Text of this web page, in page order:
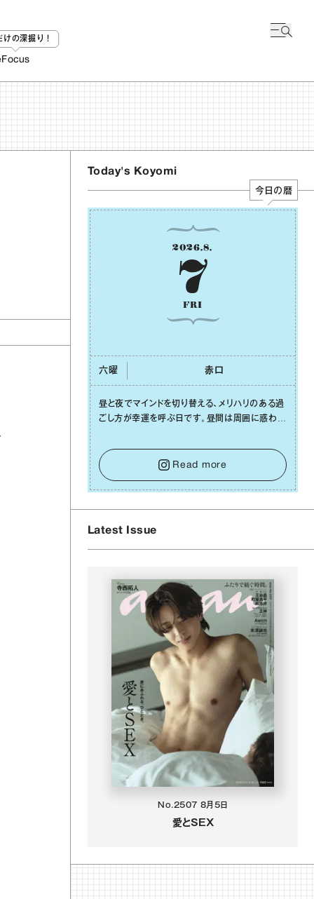
けの深掘り！
Focus
Today's Koyomi
今日の暦
2026.8.
7
FRI
六曜 ⾚⼝
昼と夜でマインドを切り替える、メリハリのある過
ごし⽅が幸運を呼ぶ⽇です。昼間は周囲に惑わさ
をキープして。そして夜は、疲れや寂しさから⽢
い⾔葉に流されないよう、⼼にしっかりブレーキ
をかけること。この意識の切り替えが、あなたに
確かな安⼼感をもたらすはずです。
Read more
Latest Issue
No.2507 8月5日
愛とSEX